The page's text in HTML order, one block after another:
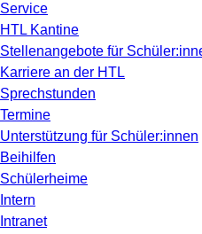
Service
HTL Kantine
Stellenangebote für
Karriere an der HTL
Sprechstunden
Termine
Unterstützung für Schüler:innen
Beihilfen
Schülerheime
Intern
Intranet